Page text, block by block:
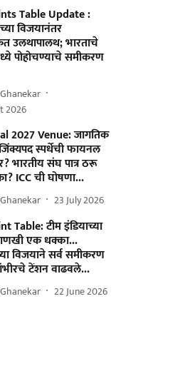
Table Update :
विजयानंतर
उलथापालथ; भारताचे
पोहोचण्याचे समीकरण
2026
2027 Venue: जागतिक
स्पर्धेची फायनल
भारतीय संघ पात्र ठरू
ICC ची घोषणा...
23 July 2026
Table: टीम इंडियाच्या
आणखी एक धक्का...
विजयाने सर्व समीकरण
टेंशन वाढवले...
22 June 2026